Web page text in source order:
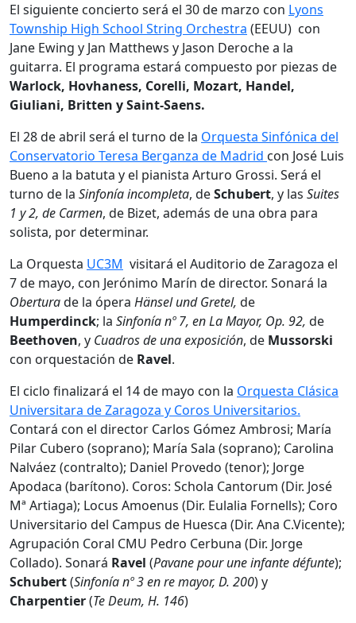
El siguiente concierto será el 30 de marzo con Lyons
Township High School String Orchestra (EEUU) con
Jane Ewing y Jan Matthews y Jason Deroche a la
guitarra. El programa estará compuesto por piezas de
Warlock, Hovhaness, Corelli, Mozart, Handel,
Giuliani, Britten y Saint-Saens.
El 28 de abril será el turno de la Orquesta Sinfónica del
Conservatorio Teresa Berganza de Madrid con José Luis
Bueno a la batuta y el pianista Arturo Grossi. Será el
turno de la Sinfonía incompleta, deSchubert, y las Suites
1 y 2, de Carmen, de Bizet, además de una obra para
solista, por determinar.
La Orquesta UC3M visitará el Auditorio de Zaragoza el
7 de mayo, con Jerónimo Marín de director. Sonará la
Oberturade la ópera Hänsel und Gretel, de
Humperdinck; la Sinfonía nº 7, en La Mayor, Op. 92, de
Beethoven, y Cuadros de una exposición, de Mussorski
con orquestación de Ravel.
El ciclo finalizará el 14 de mayo con la Orquesta Clásica
Universitara de Zaragoza y Coros Universitarios.
Contará con el director Carlos Gómez Ambrosi; María
Pilar Cubero (soprano); María Sala (soprano); Carolina
Nalváez (contralto); Daniel Provedo (tenor); Jorge
Apodaca (barítono). Coros: Schola Cantorum (Dir. José
Mª Artiaga); Locus Amoenus (Dir. Eulalia Fornells); Coro
Universitario del Campus de Huesca (Dir. Ana C.Vicente);
Agrupación Coral CMU Pedro Cerbuna (Dir. Jorge
Collado). Sonará Ravel (Pavane pour une infante défunte);
Schubert(Sinfonía nº 3 en re mayor, D. 200) y
Charpentier(Te Deum, H. 146)